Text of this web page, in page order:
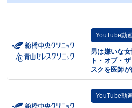
YouTube動
男は嫌いな
ト・オブ・
スクを医師が
YouTube動